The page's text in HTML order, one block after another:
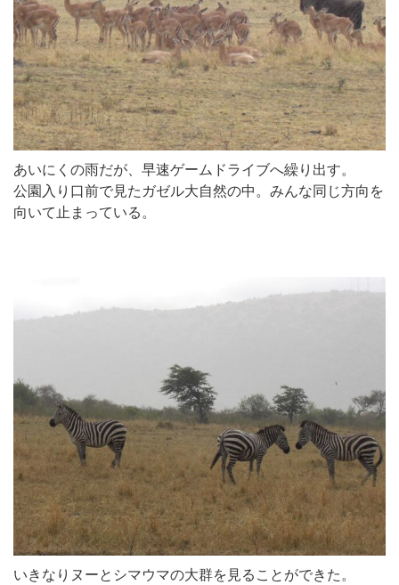
あいにくの雨だが、早速ゲームドライブへ繰り出す。
公園入り口前で見たガゼル大自然の中。みんな同じ方向を
向いて止まっている。
いきなりヌーとシマウマの大群を見ることができた。